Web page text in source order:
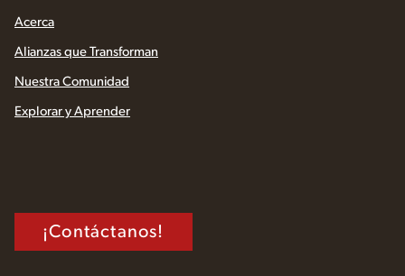
Acerca
Alianzas que Transforman
Nuestra Comunidad
Explorar y Aprender
¡Contáctanos!